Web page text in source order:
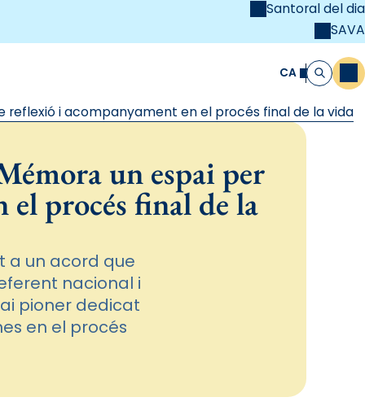
Santoral del dia
SAVA
Cristiana CA Cerca
reflexió i acompanyament en el procés final de la vida
un espai per
procés final de la
a un acord que
nacional i
pioner dedicat
en el procés